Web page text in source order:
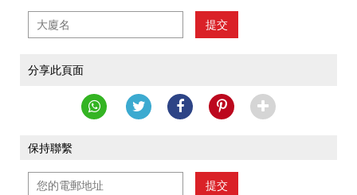
提交
分享此頁面
保持聯繫
提交